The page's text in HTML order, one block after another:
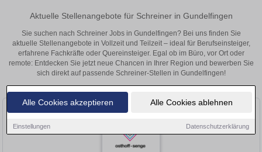
Alle Cookies akzeptieren Alle Cookies ablehnen
Einstellungen Datenschutzerklärung
Aktuelle Stellenangebote für Schreiner in Gundelfingen
Sie suchen nach Schreiner Jobs in Gundelfingen? Bei uns finden Sie
aktuelle Stellenangebote in Vollzeit und Teilzeit – ideal für Berufseinsteiger,
erfahrene Fachkräfte oder Quereinsteiger. Egal ob im Büro, vor Ort oder
remote: Entdecken Sie jetzt neue Chancen in Ihrer Region und bewerben Sie
sich direkt auf passende Schreiner-Stellen in Gundelfingen!